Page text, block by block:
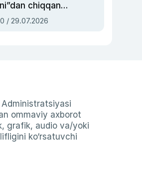
chiqqan
— Ukraina
bosh
/ 29.07.2026
Administratsiyasi
ommaviy axborot
grafik, audio va/yoki
ko‘rsatuvchi